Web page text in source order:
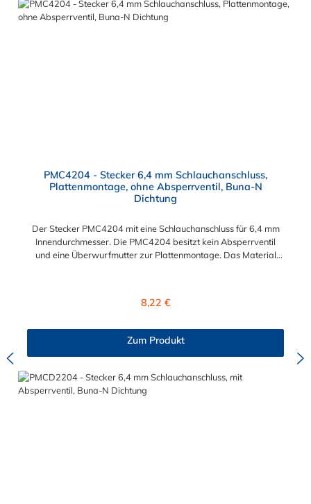
PMC4204 - Stecker 6,4 mm Schlauchanschluss,
Plattenmontage, ohne Absperrventil, Buna-N
Dichtung
Der Stecker PMC4204 mit eine Schlauchanschluss für 6,4 mm
Innendurchmesser. Die PMC4204 besitzt kein Absperrventil
und eine Überwurfmutter zur Plattenmontage. Das Material
der PMC-, PMC12- und MC- Serie kombinieren.
Regulärer Preis:
8,22 €
Zum Produkt